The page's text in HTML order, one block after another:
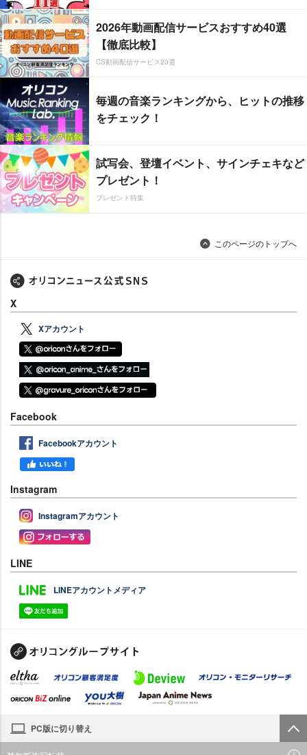
2026年動画配信サービスおすすめ40選
【徹底比較】
CS動画配信サービス20選
毎週の音楽ランキングから、ヒットの推移
をチェック！
試写会、登壇イベント、サインチェキなど
プレゼント！
プレゼント特集
このページのトップへ
X
Xアカウント
Facebook
Facebookアカウント
Instagram
Instagramアカウント
LINE
LINEアカウントメディア
PC版に切り替え